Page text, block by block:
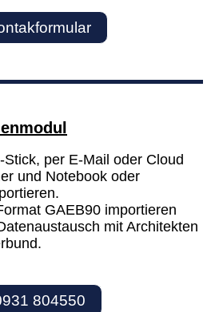
per E-Mail oder Cloud
und Notebook oder
GAEB90 importieren
mit Architekten
804550